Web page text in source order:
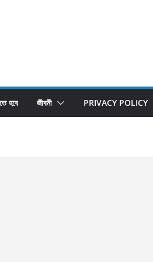
হবে জীবনী PRIVACY POLICY